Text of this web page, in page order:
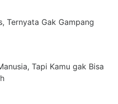
Ternyata Gak Gampang
Tapi Kamu gak Bisa